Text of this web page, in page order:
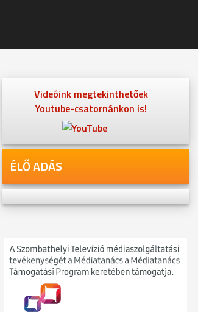
Videóink megtekinthetőek
Youtube-csatornánkon is!
ÉLŐ ADÁS